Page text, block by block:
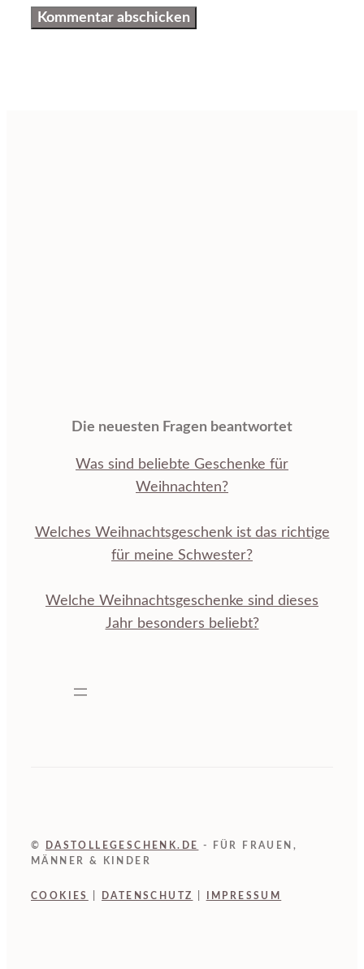
Die neuesten Fragen beantwortet
Was sind beliebte Geschenke für
Weihnachten?
Welches Weihnachtsgeschenk ist das richtige
für meine Schwester?
Welche Weihnachtsgeschenke sind dieses
Jahr besonders beliebt?
© DASTOLLEGESCHENK.DE
- FÜR FRAUEN,
MÄNNER & KINDER
COOKIES DATENSCHUTZ IMPRESSUM